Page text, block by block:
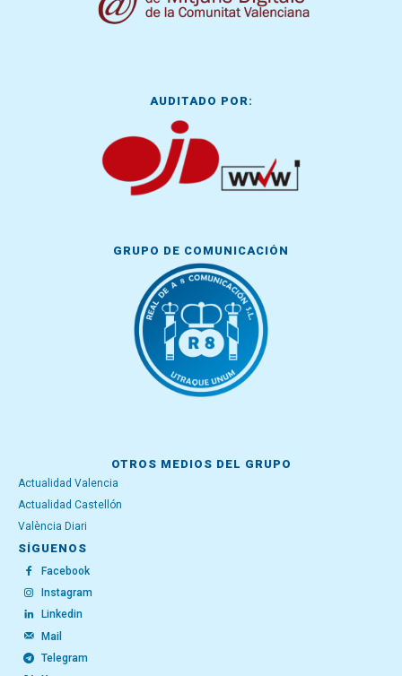
AUDITADO POR:
GRUPO DE COMUNICACIÓN
OTROS MEDIOS DEL GRUPO
Actualidad Valencia
Actualidad Castellón
València Diari
SÍGUENOS
Facebook
Instagram
Linkedin
Mail
Telegram